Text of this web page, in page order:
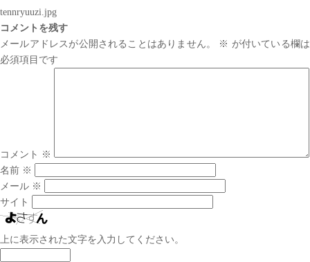
tennryuuzi.jpg
コメントを残す
メールアドレスが公開されることはありません。
※ が付いている欄は
必須項目です
コメント ※
名前 ※
メール ※
サイト
上に表示された文字を入力してください。